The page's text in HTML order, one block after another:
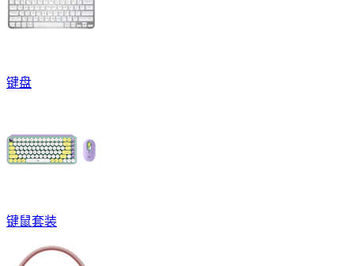
键盘
键鼠套装